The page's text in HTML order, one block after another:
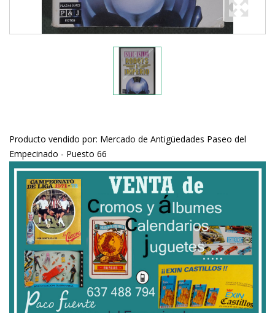
Producto vendido por: Mercado de Antigüedades Paseo del
Empecinado - Puesto 66